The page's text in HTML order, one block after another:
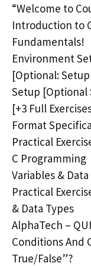
“Welcome to
Introduction to
Fundamentals!
Environment
[Optional:
Setup [Optional
[+3 Full
Format
Practical
C Programming
Variables &
Practical
& Data Types
AlphaTech –
Conditions And
True/False”?